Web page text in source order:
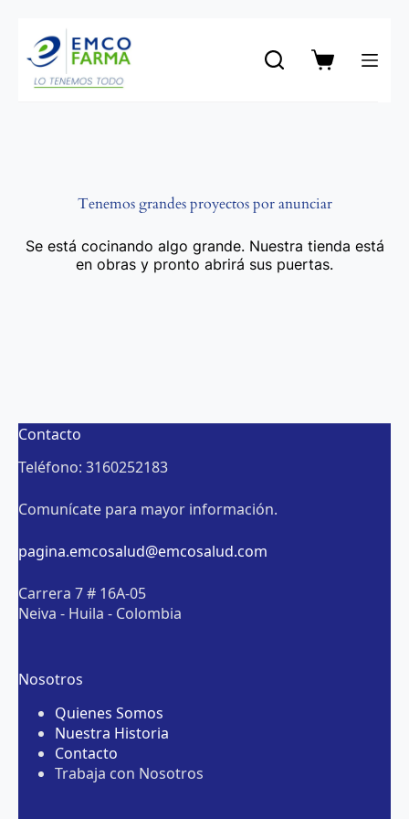
contenido
Carro
Tenemos grandes proyectos por anunciar
Se está cocinando algo grande. Nuestra tienda está
en obras y pronto abrirá sus puertas.
Contacto
Teléfono: 3160252183
Comunícate para mayor información.
pagina.emcosalud@emcosalud.com
Carrera 7 # 16A-05
Neiva - Huila - Colombia
Nosotros
Quienes Somos
Nuestra Historia
Contacto
Trabaja con Nosotros